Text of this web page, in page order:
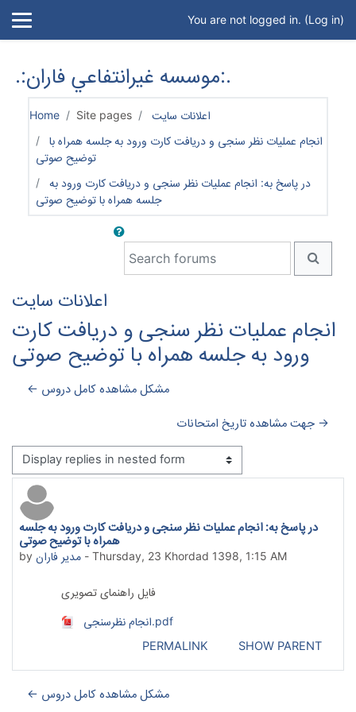
You are not logged in. (Log in)
.:موسسه غيرانتفاعي فاران:.
Home Site pages
اعلانات سایت
انجام عملیات نظر سنجی و دریافت کارت ورود به جلسه همراه با
توضیح صوتی
در پاسخ به: انجام عملیات نظر سنجی و دریافت کارت ورود به
جلسه همراه با توضیح صوتی
Search forums
اعلانات سایت
انجام عملیات نظر سنجی و دریافت کارت
ورود به جلسه همراه با توضیح صوتی
← مشکل مشاهده کامل دروس
جهت مشاهده تاریخ امتحانات →
Display mode
در پاسخ به: انجام عملیات نظر سنجی و دریافت کارت ورود به جلسه
همراه با توضیح صوتی
by مدیر فاران - Thursday, 23 Khordad 1398, 1:15 AM
Number of replies: 0
فایل راهنمای تصویری
انجام نظرسنجی.pdf
PERMALINK SHOW PARENT
← مشکل مشاهده کامل دروس